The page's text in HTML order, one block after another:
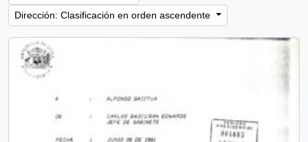
Dirección: Clasificación en orden ascendente